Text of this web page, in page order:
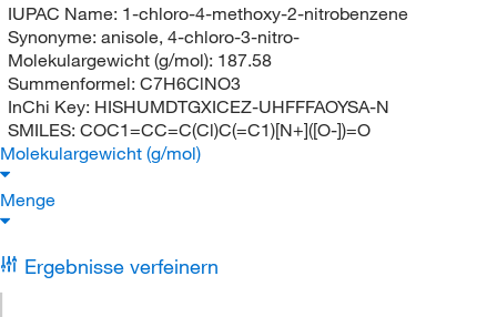
IUPAC Name: 1-chloro-4-methoxy-2-nitrobenzene
Synonyme: anisole, 4-chloro-3-nitro-
Molekulargewicht (g/mol): 187.58
Summenformel: C7H6ClNO3
InChi Key: HISHUMDTGXICEZ-UHFFFAOYSA-N
SMILES: COC1=CC=C(Cl)C(=C1)[N+]([O-])=O
Molekulargewicht (g/mol)
Menge
Ergebnisse verfeinern